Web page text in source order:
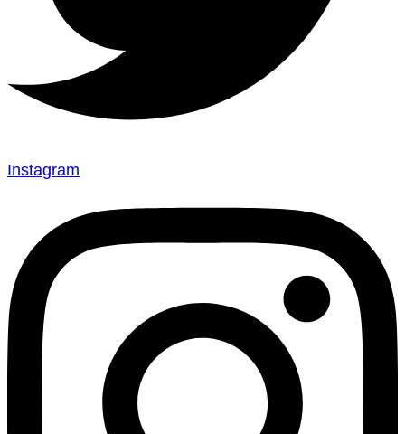
Instagram